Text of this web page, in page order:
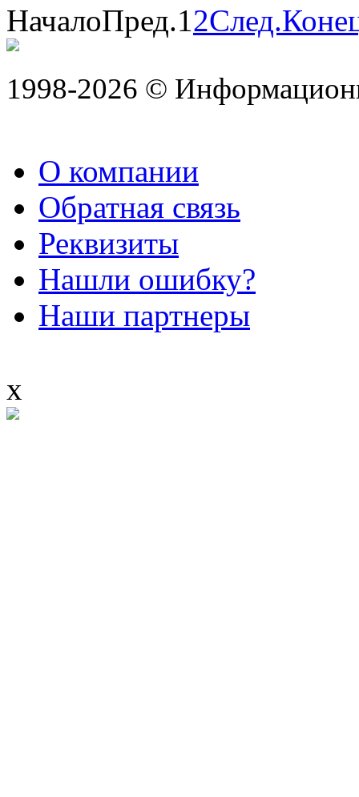
НачалоПред.12След.
1998-2026 ©
О компании
Обратная связь
Реквизиты
Нашли ошибку?
Наши партнеры
x